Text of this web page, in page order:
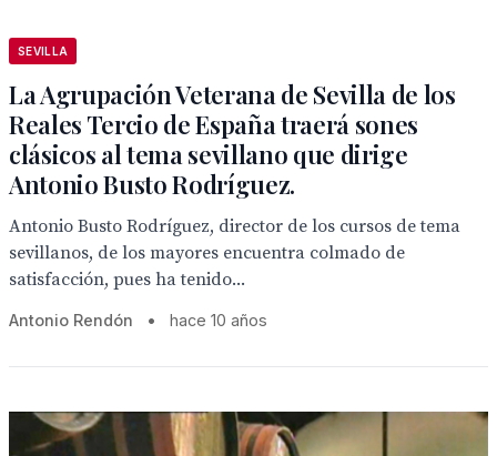
SEVILLA
La Agrupación Veterana de Sevilla de los
Reales Tercio de España traerá sones
clásicos al tema sevillano que dirige
Antonio Busto Rodríguez.
Antonio Busto Rodríguez, director de los cursos de tema
sevillanos, de los mayores encuentra colmado de
satisfacción, pues ha tenido...
Antonio Rendón • hace 10 años